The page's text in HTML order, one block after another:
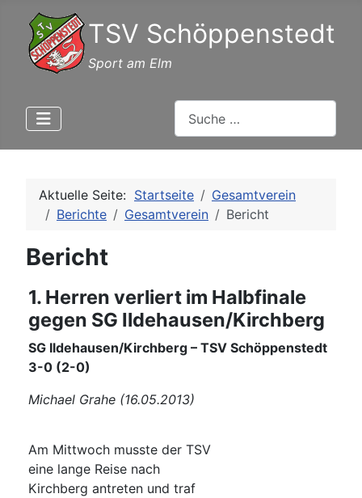
TSV Schöppenstedt
Sport am Elm
Aktuelle Seite: Startseite
Gesamtverein
Berichte
Gesamtverein Bericht
Bericht
1. Herren verliert im Halbfinale
gegen SG Ildehausen/Kirchberg
SG Ildehausen/Kirchberg – TSV Schöppenstedt
3-0 (2-0)
Michael Grahe (16.05.2013)
Am Mittwoch musste der TSV
eine lange Reise nach
Kirchberg antreten und traf